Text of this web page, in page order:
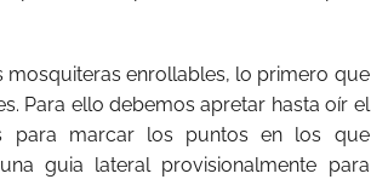
enrollables, lo primero que
Para ello debemos apretar hasta oír el
para marcar los puntos en los que
guia lateral provisionalmente para